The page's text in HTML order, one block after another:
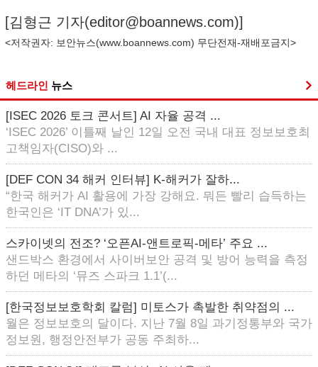
[김형근 기자(editor@boannews.com)]
<저작권자: 보안뉴스(www.boannews.com) 무단전재-재배포금지>
헤드라인 뉴스
[ISEC 2026 토크 콘서트] AI 자율 공격 ...
‘ISEC 2026’ 이틀째 날인 12일 오전 국내 대표 정보보호최
고책임자(CISO)와 ...
[DEF CON 34 해커 인터뷰] K-해커가 잘하...
“한국 해커가 AI 활용에 가장 강해요. 뭐든 빨리 습득하는
한국인은 ‘IT DNA’가 있...
스카이넷의 전조? ‘오픈AI-앤트로픽-메타’ 주요 ...
샌드박스 환경에서 사이버보안 공격 및 방어 능력을 측정
하던 메타의 ‘뮤즈 스파크 1.1’(...
[한국정보보호학회 칼럼] 미토스가 촉발한 취약점의 ...
월은 정보보호의 달이다. 지난 7월 8일 과기정통부와 국가
정보원, 행정안전부가 공동 주최하...